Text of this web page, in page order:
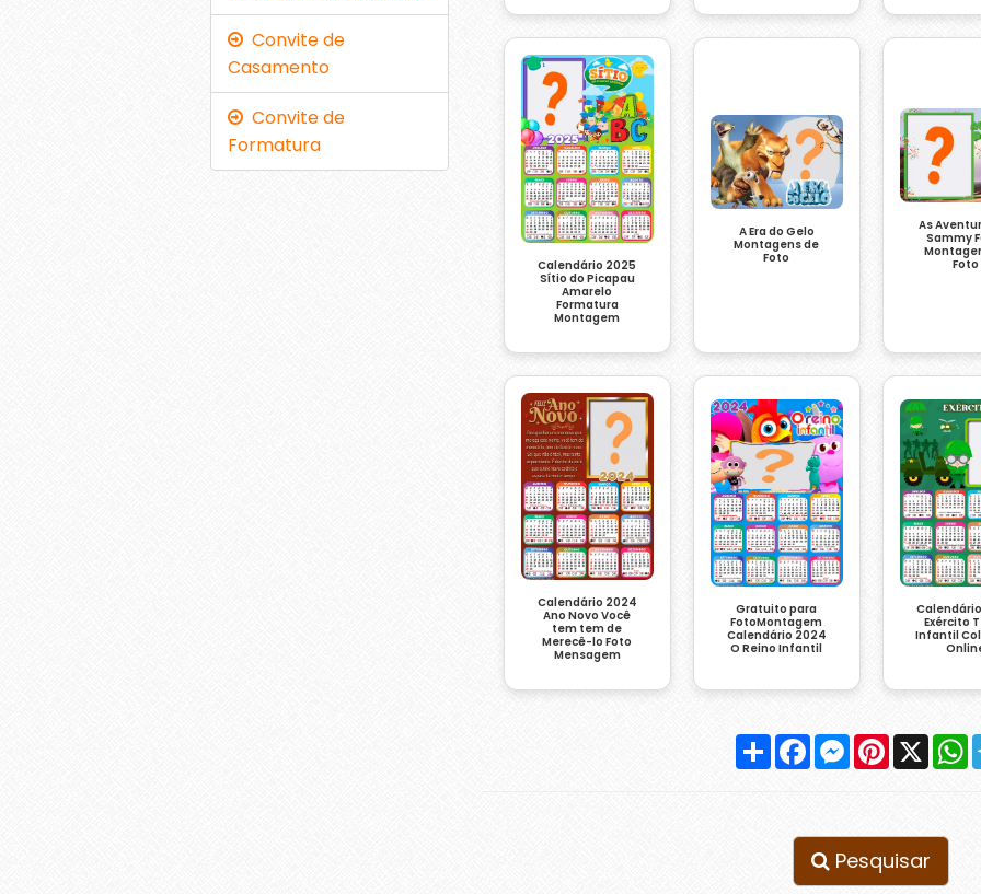
Calendário 2025
Sítio do Picapau
Amarelo
Formatura
Montagem
A Era do Gelo
Montagens de
Foto
As
Sammy
Foto
Calendário 2024
Ano Novo Você
tem tem de
Merecê-lo Foto
Mensagem
Gratuito para
FotoMontagem
Calendário 2024
O Reino Infantil
Exército
Infantil
Compartilhar
FacebookMessenger
Pinterest
X
Pesquisar
Convite de
Casamento
Convite de
Formatura